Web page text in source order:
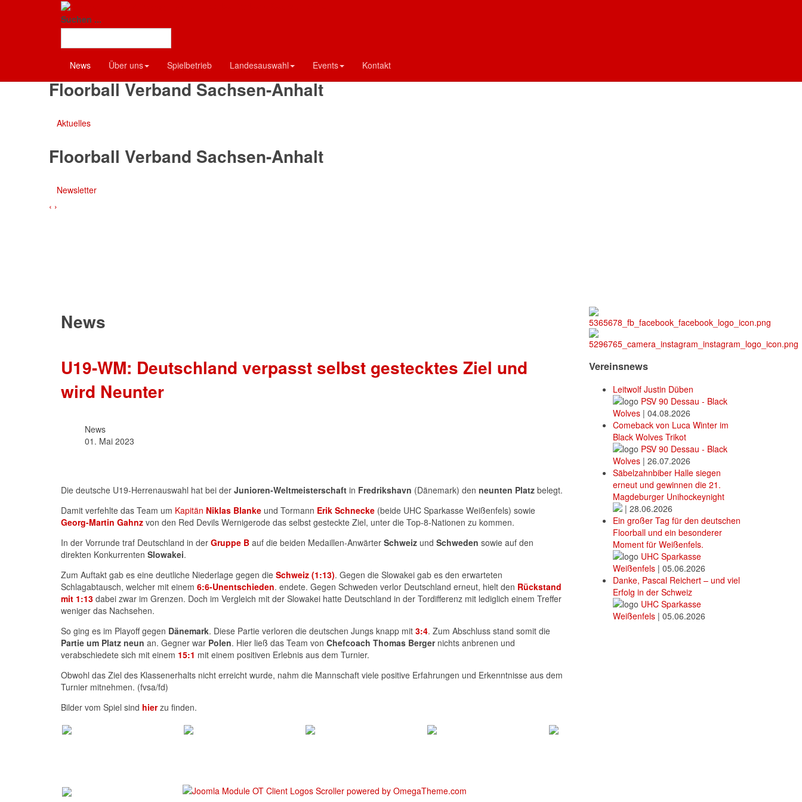
Suchen ...
News Über uns Spielbetrieb Landesauswahl Events Kontakt
Floorball Verband Sachsen-Anhalt
Floorball Verband Sachsen-Anhalt
Aktuelles
Floorball Verband Sachsen-Anhalt
Newsletter
‹ ›
News
U19-WM: Deutschland verpasst selbst gestecktes Ziel und
wird Neunter
News
01. Mai 2023
Die deutsche U19-Herrenauswahl hat bei der Junioren-Weltmeisterschaft in Fredrikshavn (Dänemark) den neunten Platz belegt.
Damit verfehlte das Team um Kapitän Niklas Blanke und Tormann Erik Schnecke (beide UHC Sparkasse Weißenfels) sowie
Georg-Martin Gahnz von den Red Devils Wernigerode das selbst gesteckte Ziel, unter die Top-8-Nationen zu kommen.
In der Vorrunde traf Deutschland in der Gruppe B auf die beiden Medaillen-Anwärter Schweiz und Schweden sowie auf den
direkten Konkurrenten Slowakei.
Zum Auftakt gab es eine deutliche Niederlage gegen die Schweiz (1:13). Gegen die Slowakei gab es den erwarteten
Schlagabtausch, welcher mit einem 6:6-Unentschieden. endete. Gegen Schweden verlor Deutschland erneut, hielt den Rückstand
mit 1:13 dabei zwar im Grenzen. Doch im Vergleich mit der Slowakei hatte Deutschland in der Tordifferenz mit lediglich einem Treffer
weniger das Nachsehen.
So ging es im Playoff gegen Dänemark. Diese Partie verloren die deutschen Jungs knapp mit 3:4. Zum Abschluss stand somit die
Partie um Platz neun an. Gegner war Polen. Hier ließ das Team von Chefcoach Thomas Bergernichts anbrenen und
verabschiedete sich mit einem 15:1 mit einem positiven Erlebnis aus dem Turnier.
Obwohl das Ziel des Klassenerhalts nicht erreicht wurde, nahm die Mannschaft viele positive Erfahrungen und Erkenntnisse aus dem
Turnier mitnehmen. (fvsa/fd)
Bilder vom Spiel sind hierzu finden.
Vereinsnews
Leitwolf Justin Düben
PSV 90 Dessau - Black
Wolves | 04.08.2026
Comeback von Luca Winter im
Black Wolves Trikot
PSV 90 Dessau - Black
Wolves | 26.07.2026
Säbelzahnbiber Halle siegen
erneut und gewinnen die 21.
Magdeburger Unihockeynight
| 28.06.2026
Ein großer Tag für den deutschen
Floorball und ein besonderer
Moment für Weißenfels.
UHC Sparkasse
Weißenfels | 05.06.2026
Danke, Pascal Reichert – und viel
Erfolg in der Schweiz
UHC Sparkasse
Weißenfels | 05.06.2026